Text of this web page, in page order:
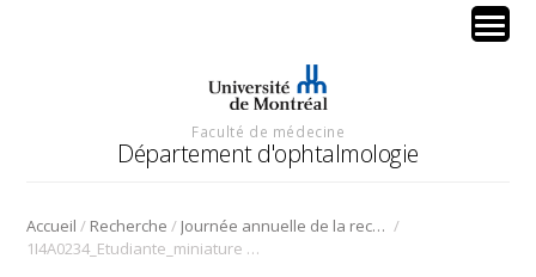
Faculté de médecine
Département d'ophtalmologie
Accueil / Recherche / Journée annuelle de la recherche en ophtalmologie de l’Université de Montréal /
1I4A0234_Etudiante_miniature site